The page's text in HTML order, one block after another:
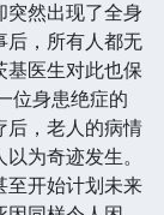
突然出现了全身
后，所有人都无
基医生对此也保
位身患绝症的
后，老人的病情
为奇迹发生。
至开始计划未来